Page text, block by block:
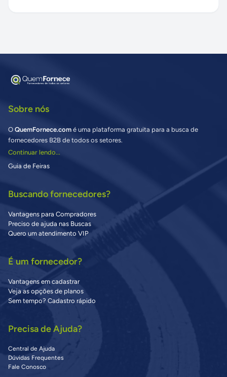
Sobre nós
O QuemFornece.com é uma plataforma gratuita para a busca de
fornecedores B2B de todos os setores.
Continuar lendo...
Guia de Feiras
Buscando fornecedores?
Vantagens para Compradores
Preciso de ajuda nas Buscas
Quero um atendimento VIP
É um fornecedor?
Vantagens em cadastrar
Veja as opções de planos
Sem tempo? Cadastro rápido
Precisa de Ajuda?
Central de Ajuda
Dúvidas Frequentes
Fale Conosco